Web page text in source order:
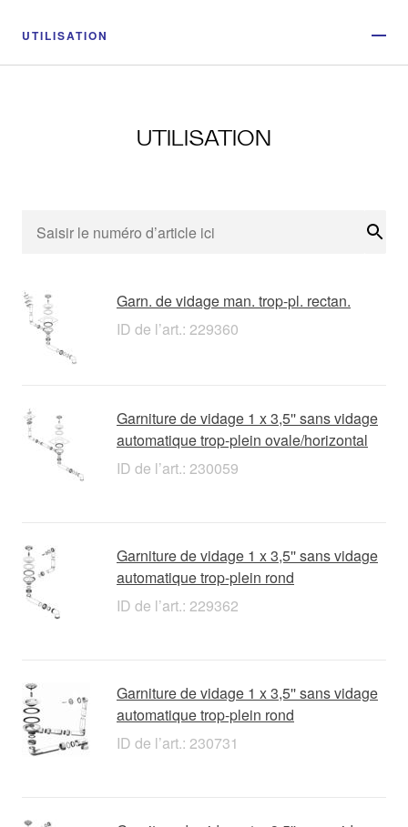
UTILISATION
UTILISATION
Garn. de vidage man. trop-pl. rectan.
ID de l’art.: 229360
Garniture de vidage 1 x 3,5'' sans vidage
automatique trop-plein ovale/horizontal
ID de l’art.: 230059
Garniture de vidage 1 x 3,5'' sans vidage
automatique trop-plein rond
ID de l’art.: 229362
Garniture de vidage 1 x 3,5'' sans vidage
automatique trop-plein rond
ID de l’art.: 230731